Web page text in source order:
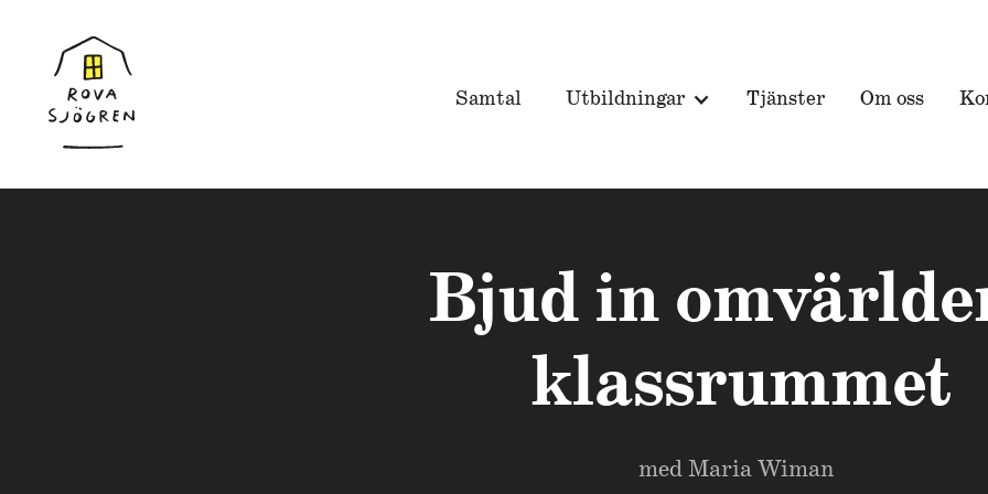
Samtal Utbildningar Tjänster Om oss
Bjud in
klassrummet
medMaria Wiman